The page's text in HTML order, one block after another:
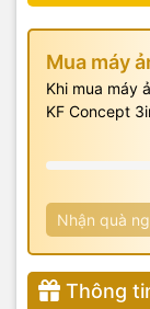
Mua máy
Khi mua máy
KF Concept
Nhận quà
Thông